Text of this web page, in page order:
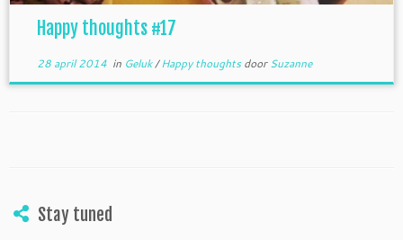
Happy thoughts #17
28 april 2014in Geluk/Happy thoughtsdoorSuzanne
Stay tuned